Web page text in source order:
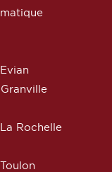
Rochelle